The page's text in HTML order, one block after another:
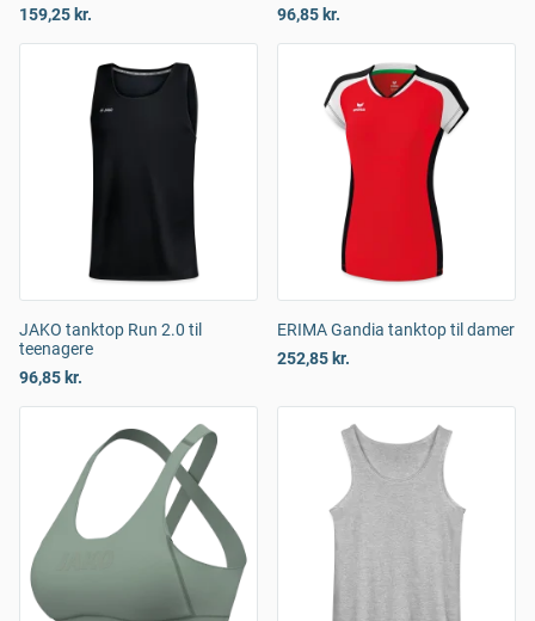
159,25 kr.
96,85 kr.
JAKO tanktop Run 2.0 til
teenagere
96,85 kr.
ERIMA Gandia tanktop til damer
252,85 kr.